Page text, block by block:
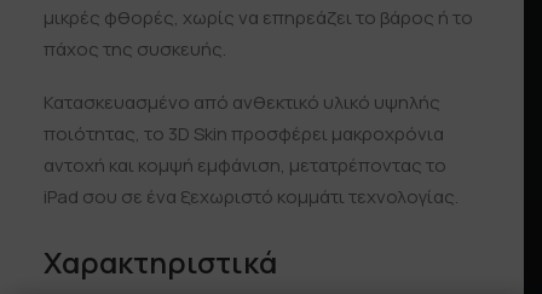
μικρές φθορές, χωρίς να επηρεάζει το βάρος ή το
πάχος της συσκευής.
Κατασκευασμένο από ανθεκτικό υλικό υψηλής
ποιότητας, το 3D Skin προσφέρει μακροχρόνια
αντοχή και κομψή εμφάνιση, μετατρέποντας το
iPad σου σε ένα ξεχωριστό κομμάτι τεχνολογίας.
Χαρακτηριστικά